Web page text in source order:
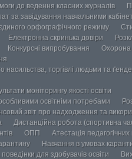
до ведення класних журналів
за завідування навчальними
орфографічного режиму
Електронна скринька довіри
Конкурсні випробування
торгівлі людьми та
моніторингу якості освіти
освітніми потребами
звіт про надходження та
Дистанційна робота (спортивна
ОПП Атестація педагогічних
Навчання в умовах
для здобувачів освіти